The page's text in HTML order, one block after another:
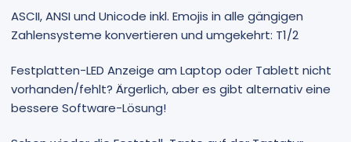
ASCII, ANSI und Unicode inkl. Emojis in alle gängigen
Zahlensysteme konvertieren und umgekehrt: T1/2
Festplatten-LED Anzeige am Laptop oder Tablett nicht
vorhanden/fehlt? Ärgerlich, aber es gibt alternativ eine
bessere Software-Lösung!